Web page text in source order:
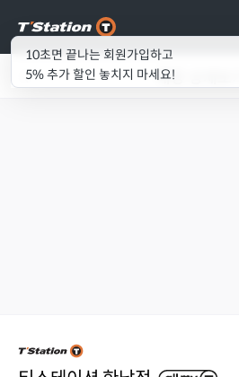
10초면 끝나는 회원가입하고
5% 추가 할인 놓치지 마세요!매장 상세보기